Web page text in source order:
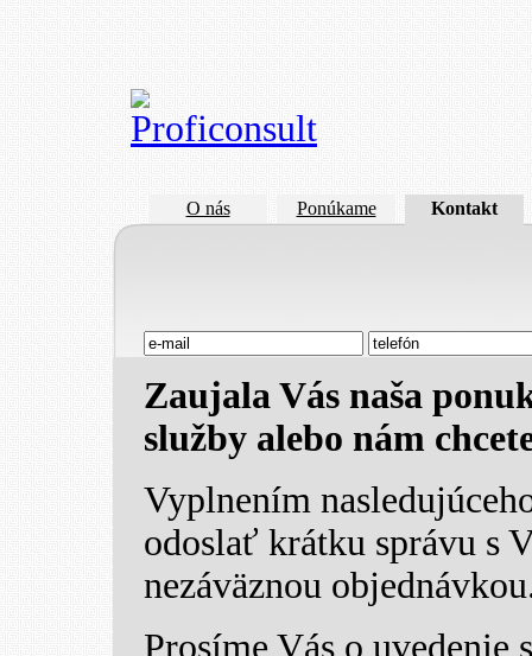
O nás Ponúkame Kontakt
Zaujala Vás naša
služby alebo nám
Vyplnením
odoslať krátku správu s
nezáväznou
Prosíme Vás o uvedenie